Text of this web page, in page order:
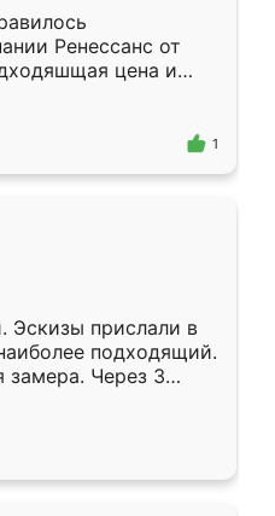
Ренессанс от
цена и
Приехавший
Владислав
самый
1
Эскизы прислали в
подходящий.
замера. Через 3
готова. Остались
Ренессанс
работу!